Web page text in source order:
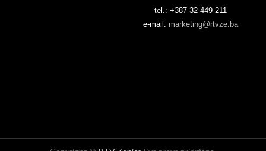
tel.: +387 32 449 211
e-mail: marketing@rtvze.ba